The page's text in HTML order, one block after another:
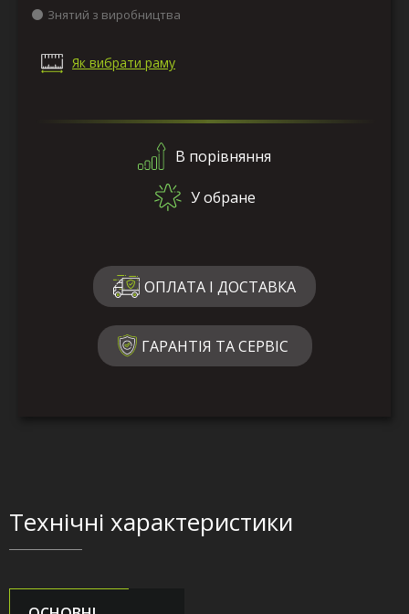
Знятий з виробництва
Як вибрати раму
В порівняння
У обране
ОПЛАТА І ДОСТАВКА
ГАРАНТІЯ ТА СЕРВІС
Технічні характеристики